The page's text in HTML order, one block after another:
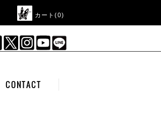
カート(0)
CONTACT